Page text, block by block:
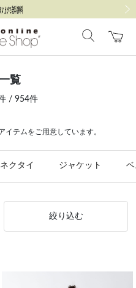
覧
/ 954件
イテムをご用意しています。
ネクタイ ジャケット
絞り込む